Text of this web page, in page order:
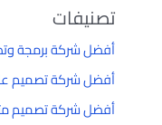
تصنيفات
أفضل شركة برمجة
أفضل شركة تصميم
أفضل شركة تصميم